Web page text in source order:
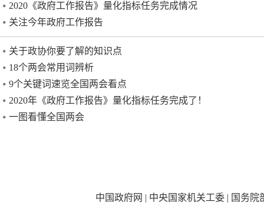
2020《政府工作报告》量化指标任务完成情况
关注今年政府工作报告
关于政协你要了解的知识点
18个两会常用词辨析
9个关键词速览全国两会看点
2020年《政府工作报告》量化指标任务完成了！
一图看懂全国两会
中国政府网 | 中央国家机关工委 | 国务院